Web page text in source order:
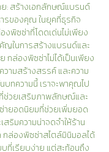
: สร้างเอกลักษณ์แบรนด์
รของคุณ ในยุคที่ธุรกิจ
งพิซซ่าที่โดดเด่นไม่เพียง
ในการสร้างแบรนด์และ
กล่องพิซซ่าไม่ได้เป็นเพียง
มสร้างสรรค์ และความ
บทความนี้ เราจะพาคุณไป
ช่วยเสริมภาพลักษณ์และ
ายอดนิยมที่ช่วยเพิ่มยอด
ริมความน่าจดจำให้ร้าน
ล่องพิซซ่าสไตล์มินิมอลได้
ที่เรียบง่าย แต่สะท้อนถึง